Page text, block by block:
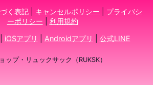
く表記 キャンセルポリシー
プライバシ
ーポリシー
利用規約
iOSアプリ Androidアプリ 公式LINE
ップ・リュックサック（RUKSK）